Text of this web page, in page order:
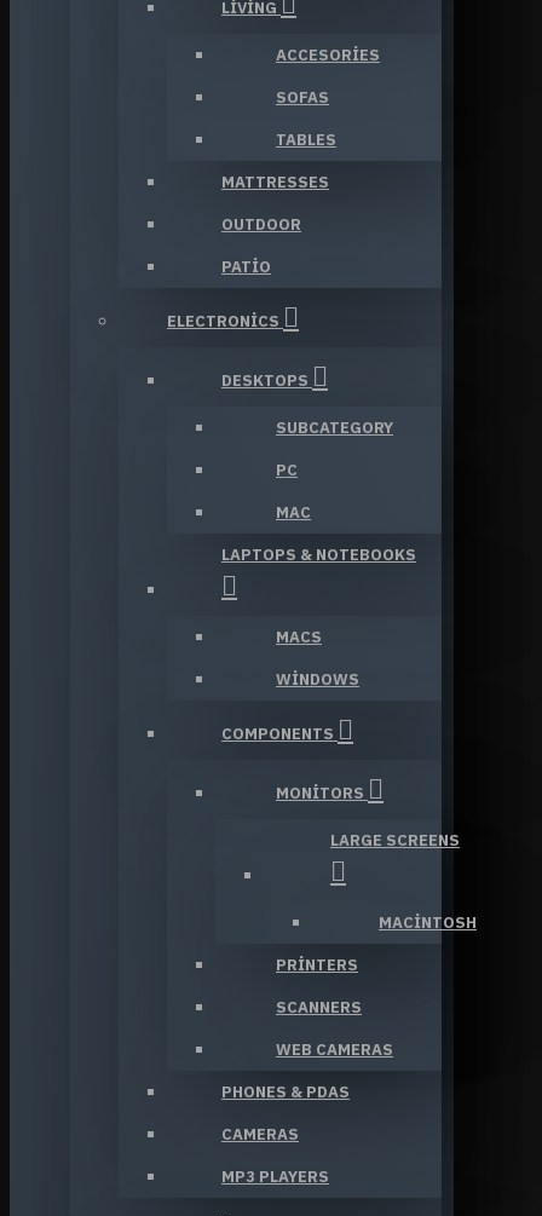
LIVING
ACCESORIES
SOFAS
TABLES
MATTRESSES
OUTDOOR
PATIO
ELECTRONICS
DESKTOPS
SUBCATEGORY
PC
MAC
LAPTOPS & NOTEBOOKS
MACS
WINDOWS
COMPONENTS
MONITORS
LARGE SCREENS
MACINTOSH
PRINTERS
SCANNERS
WEB CAMERAS
PHONES & PDAS
CAMERAS
MP3 PLAYERS